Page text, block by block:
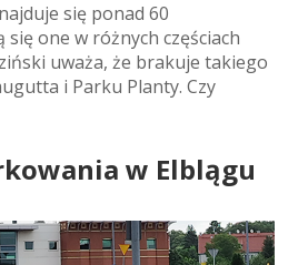
się ponad 60
one w różnych częściach
uważa, że brakuje takiego
i Parku Planty. Czy
w Elblągu